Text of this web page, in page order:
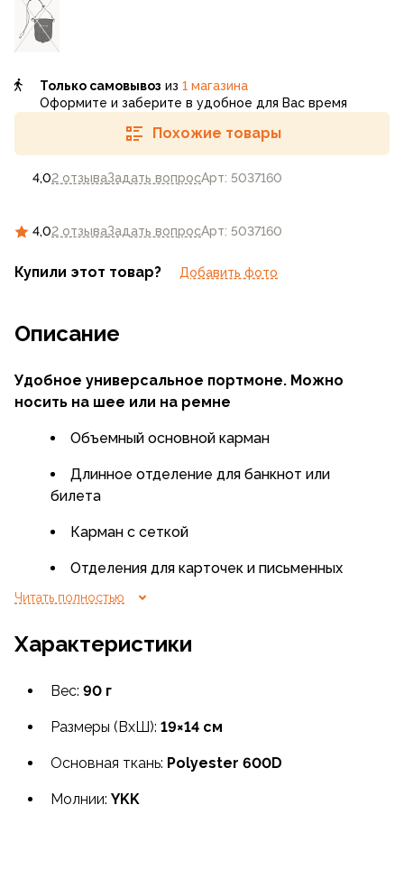
4,02 отзываЗадать вопросАрт: 5037160
4,02 отзываЗадать вопросАрт: 5037160
Только самовывоз из 1 магазина
Оформите и заберите в удобное для Вас время
Похожие товары
Купили этот товар? Добавить фото
Описание
Удобное универсальное портмоне. Можно
носить на шее или на ремне
Объемный основной карман
Длинное отделение для банкнот или
билета
Карман с сеткой
Отделения для карточек и письменных
Читать полностью
Характеристики
Вес: 90 г
Размеры (ВxШ): 19×14 см
Основная ткань: Polyester 600D
Молнии: YKK